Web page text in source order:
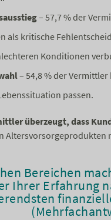
– 57,7 % der
als kritische
Konditionen
– 54,8 % der
passen.
überzeugt, dass
Altersvorsorgeprodukten
Bereichen
Ihrer Erfahrung